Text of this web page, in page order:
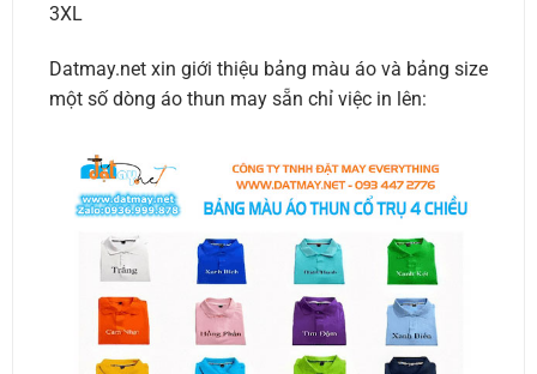
3XL
Datmay.net xin giới thiệu bảng màu áo và bảng size
một số dòng áo thun may sẵn chỉ việc in lên: